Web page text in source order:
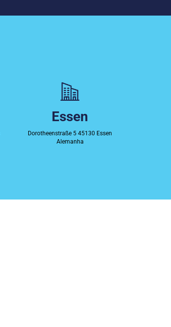
Essen
Dorotheenstraße 5 45130 Essen
Alemanha